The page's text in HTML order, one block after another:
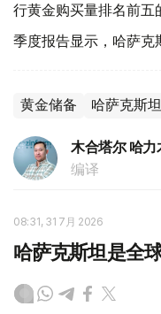
行黄金购买量排名前五
季度报告显示，哈萨克
黄金储备 哈萨克斯坦
木合塔尔 哈力
编译
08:31, 31 7月 2026
哈萨克斯坦是全